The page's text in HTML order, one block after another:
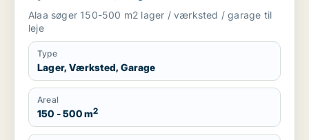
Alaa søger 150-500 m2 lager / værksted / garage til
leje
Type
Lager, Værksted, Garage
Areal
150 - 500 m2